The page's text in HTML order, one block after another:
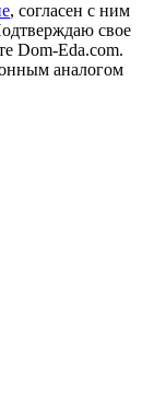
, согласен с ним
свое
Dom-Eda.com.
аналогом